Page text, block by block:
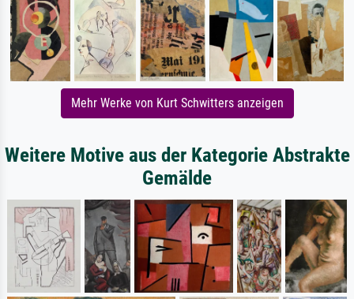
Mehr Werke von Kurt Schwitters anzeigen
Weitere Motive aus der Kategorie Abstrakte
Gemälde